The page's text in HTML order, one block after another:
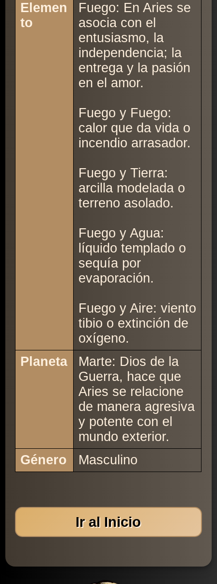
Elemen
to
Fuego: En Aries se
asocia con el
entusiasmo, la
independencia; la
entrega y la pasión
en el amor.
Fuego y Fuego:
calor que da vida o
incendio arrasador.
Fuego y Tierra:
arcilla modelada o
terreno asolado.
Fuego y Agua:
líquido templado o
sequía por
evaporación.
Fuego y Aire: viento
tibio o extinción de
oxígeno.
Planeta
Marte: Dios de la
Guerra, hace que
Aries se relacione
de manera agresiva
y potente con el
mundo exterior.
Género
Masculino
Ir al Inicio